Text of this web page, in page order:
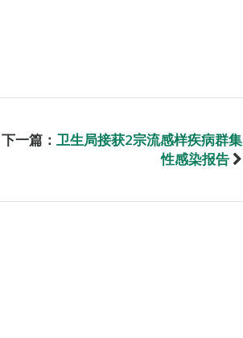
下一篇： 卫生局接获2宗流感样疾病群集
性感染报告